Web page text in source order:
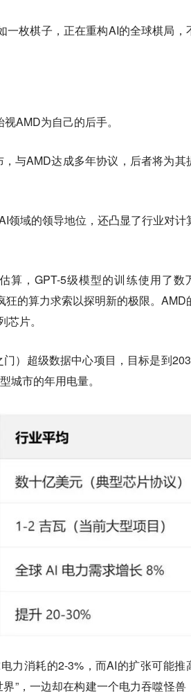
一枚棋子，正在重构AI的全球棋局，
AMD为自己的后手。
与AMD达成多年协议，后者将为其
领域的领导地位，还凸显了行业对计
算，GPT-5级模型的训练使用了数
的算力求索以探明新的极限。AMD
片。
）超级数据中心项目，目标是到
市的年用电量。
力消耗的2-3%，而AI的扩张可能推
”，一边却在构建一个电力吞噬怪兽